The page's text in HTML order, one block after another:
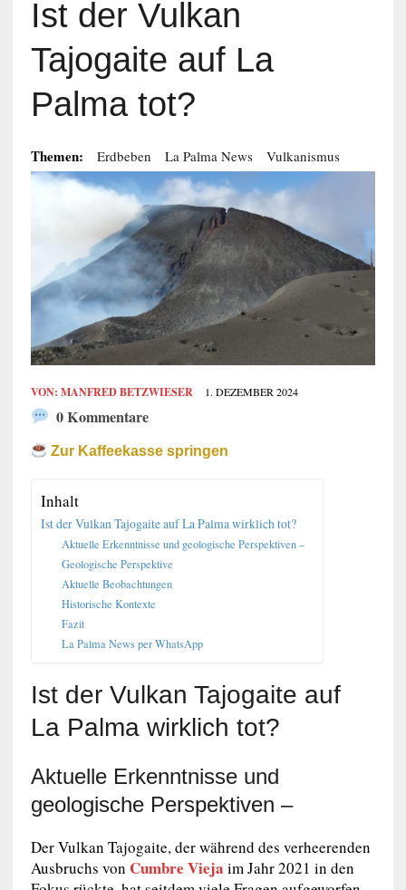
Ist der Vulkan
Tajogaite auf La
Palma tot?
Themen: Erdbeben La Palma News Vulkanismus
VON: MANFRED BETZWIESER 1. DEZEMBER 2024
0 Kommentare
Zur Kaffeekasse springen
Inhalt
Ist der Vulkan Tajogaite auf La Palma wirklich tot?
Aktuelle Erkenntnisse und geologische Perspektiven –
Geologische Perspektive
Aktuelle Beobachtungen
Historische Kontexte
Fazit
La Palma News per WhatsApp
Ist der Vulkan Tajogaite auf
La Palma wirklich tot?
Aktuelle Erkenntnisse und
geologische Perspektiven –
Der Vulkan Tajogaite, der während des verheerenden
Ausbruchs von Cumbre Vieja im Jahr 2021 in den